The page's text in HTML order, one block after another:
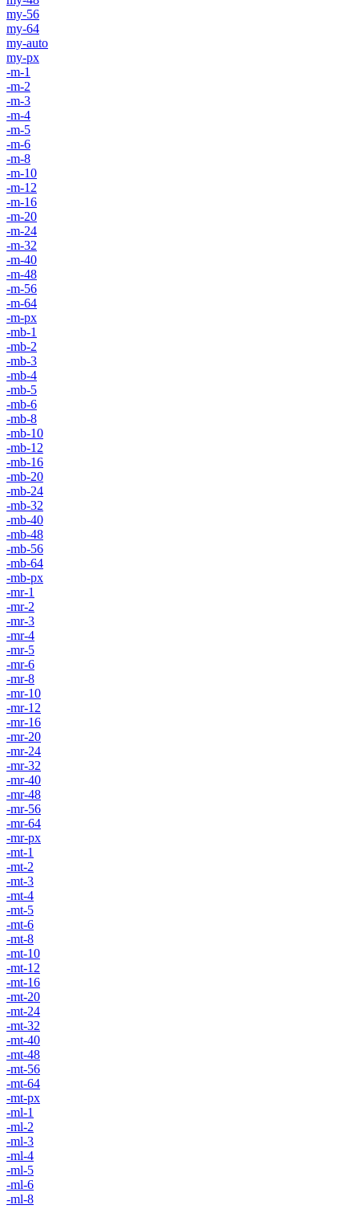
my-56
my-64
my-auto
my-px
-m-1
-m-2
-m-3
-m-4
-m-5
-m-6
-m-8
-m-10
-m-12
-m-16
-m-20
-m-24
-m-32
-m-40
-m-48
-m-56
-m-64
-m-px
-mb-1
-mb-2
-mb-3
-mb-4
-mb-5
-mb-6
-mb-8
-mb-10
-mb-12
-mb-16
-mb-20
-mb-24
-mb-32
-mb-40
-mb-48
-mb-56
-mb-64
-mb-px
-mr-1
-mr-2
-mr-3
-mr-4
-mr-5
-mr-6
-mr-8
-mr-10
-mr-12
-mr-16
-mr-20
-mr-24
-mr-32
-mr-40
-mr-48
-mr-56
-mr-64
-mr-px
-mt-1
-mt-2
-mt-3
-mt-4
-mt-5
-mt-6
-mt-8
-mt-10
-mt-12
-mt-16
-mt-20
-mt-24
-mt-32
-mt-40
-mt-48
-mt-56
-mt-64
-mt-px
-ml-1
-ml-2
-ml-3
-ml-4
-ml-5
-ml-6
-ml-8